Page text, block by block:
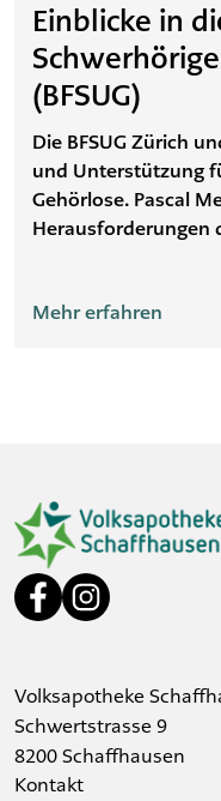
Einblicke in
(BFSUG)
Die BFSUG Zürich
und Unterstützung
Gehörlose. Pascal
Herausforderungen
Mehr erfahren
Volksapotheke
Schwertstrasse 9
8200 Schaffhausen
Kontakt